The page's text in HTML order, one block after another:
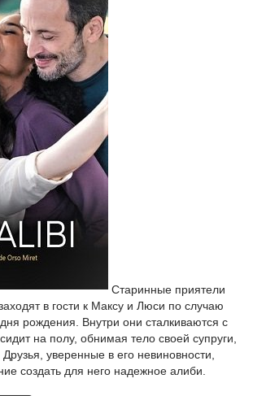
Старинные приятели
в гости к Максу и Люси по случаю
рождения. Внутри они сталкиваются с
на полу, обнимая тело своей супруги,
уверенные в его невиновности,
создать для него надежное алиби.